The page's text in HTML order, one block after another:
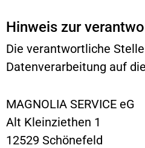
Hinweis zur
Die verantwortliche
Datenverarbeitung auf
MAGNOLIA SERVICE eG
Alt Kleinziethen 1
12529 Schönefeld